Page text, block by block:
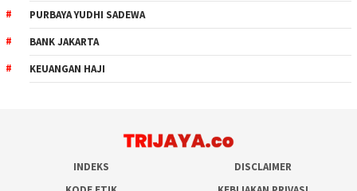
PURBAYA YUDHI SADEWA
BANK JAKARTA
KEUANGAN HAJI
INDEKS
DISCLAIMER